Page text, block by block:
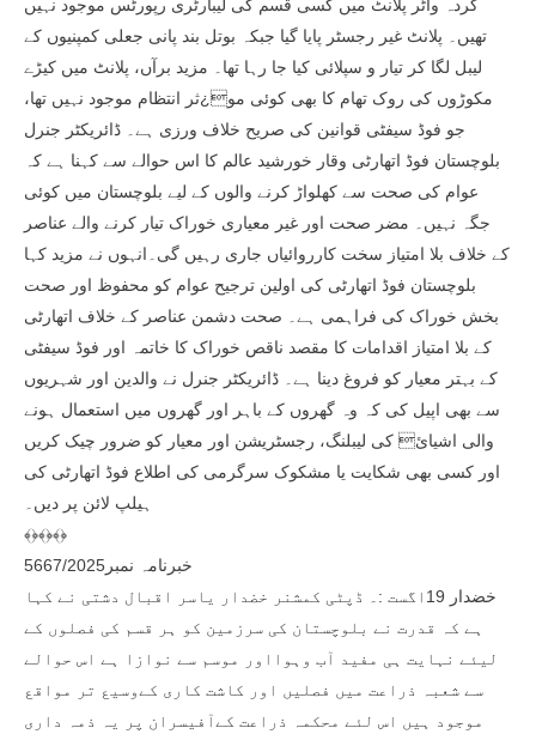
کردہ واٹر پلانٹ میں کسی قسم کی لیبارٹری رپورٹس موجود نہیں
تھیں۔ پلانٹ غیر رجسٹر پایا گیا جبکہ بوتل بند پانی جعلی کمپنیوں کے
لیبل لگا کر تیار و سپلائی کیا جا رہا تھا۔ مزید برآں، پلانٹ میں کیڑے
مکوڑوں کی روک تھام کا بھی کوئی مو¿ثر انتظام موجود نہیں تھا،
جو فوڈ سیفٹی قوانین کی صریح خلاف ورزی ہے۔ ڈائریکٹر جنرل
بلوچستان فوڈ اتھارٹی وقار خورشید عالم کا اس حوالے سے کہنا ہے کہ
عوام کی صحت سے کھلواڑ کرنے والوں کے لیے بلوچستان میں کوئی
جگہ نہیں۔ مضر صحت اور غیر معیاری خوراک تیار کرنے والے عناصر
کے خلاف بلا امتیاز سخت کارروائیاں جاری رہیں گی۔انہوں نے مزید کہا
بلوچستان فوڈ اتھارٹی کی اولین ترجیح عوام کو محفوظ اور صحت
بخش خوراک کی فراہمی ہے۔ صحت دشمن عناصر کے خلاف اتھارٹی
کے بلا امتیاز اقدامات کا مقصد ناقص خوراک کا خاتمہ اور فوڈ سیفٹی
کے بہتر معیار کو فروغ دینا ہے۔ ڈائریکٹر جنرل نے والدین اور شہریوں
سے بھی اپیل کی کہ وہ گھروں کے باہر اور گھروں میں استعمال ہونے
والی اشیائ کی لیبلنگ، رجسٹریشن اور معیار کو ضرور چیک کریں
اور کسی بھی شکایت یا مشکوک سرگرمی کی اطلاع فوڈ اتھارٹی کی
ہیلپ لائن پر دیں۔
﴾﴿﴾﴿﴾﴿
خبرنامہ نمبر5667/2025
خضدار 19اگست :۔ ڈپٹی کمشنر خضدار یاسر اقبال دشتی نے کہا
ہے کہ قدرت نے بلوچستان کی سرزمین کو ہر قسم کی فصلوں کے
لیئے نہایت ہی مفید آب وہوااور موسم سے نوازا ہے اس حوالے
سے شعبہ ذراعت میں فصلیں اور کاشت کاری کےوسیع تر مواقع
موجود ہیں اس لئے محکمہ ذراعت کےآفیسران پر یہ ذمہ داری